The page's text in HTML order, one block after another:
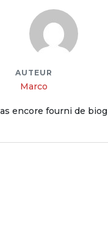
AUTEUR
Marco
encore fourni de